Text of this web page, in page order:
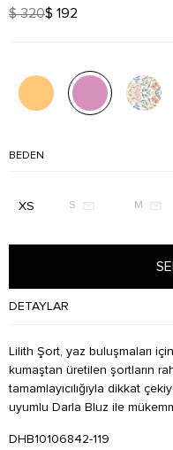
$ 320$ 192
BEDEN
XS S M
DETAYLAR
Lilith Şort, yaz buluşmaları
kumaştan üretilen şortların
tamamlayıcılığıyla dikkat
uyumlu Darla Bluz ile
DHB10106842-119